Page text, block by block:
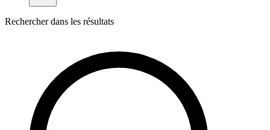
Rechercher dans les résultats